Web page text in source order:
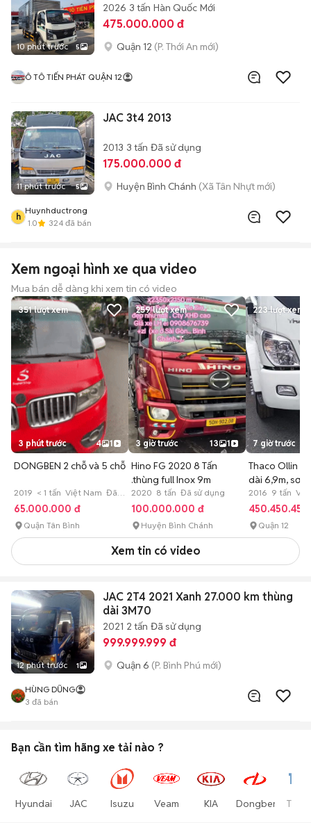
10 phút trước 5
2026 3 tấn Hàn Quốc Mới
475.000.000 đ
Quận 12 (P. Thới An mới)
Ô TÔ TIẾN PHÁT QUẬN 12
11 phút trước 5
JAC 3t4 2013
2013 3 tấn Đã sử dụng
175.000.000 đ
Huyện Bình Chánh (Xã Tân Nhựt mới)
h
Huynhductrong
1.0
324 đã bán
Xem ngoại hình xe qua video
Mua bán dễ dàng khi xem tin có video
351lượt xem
3 phút trước 4 1
DONGBEN 2 chỗ và 5 chỗ
2019 < 1 tấn Việt Nam Đã
sử dụng
65.000.000 đ
Quận Tân Bình
259lượt xem
3 giờ trước 13 1
Hino FG 2020 8 Tấn
.thùng full Inox 9m
2020 8 tấn Đã sử dụng
100.000.000 đ
Huyện Bình Chánh
223lượt xem
7 giờ trước
Thaco Ollin
dài 6,9m, sơn
2016 9 tấn
dụng
Quận 12
Xem tin có video
12 phút trước 1
JAC 2T4 2021 Xanh 27.000 km thùng
dài 3M70
2021 2 tấn Đã sử dụng
999.999.999 đ
Quận 6 (P. Bình Phú mới)
HÙNG DŨNG
3 đã bán
Bạn cần tìm hãng xe tải nào ?
Hyundai JAC Isuzu Veam KIA Dongben